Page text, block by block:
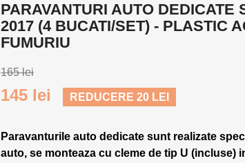
PARAVANTURI AUTO DEDICATE
2017 (4 BUCATI/SET) - PLASTIC
FUMURIU
165 lei
145 lei REDUCERE 20 LEI
Paravanturile auto dedicate sunt realizate
auto, se monteaza cu cleme de tip U (incluse)